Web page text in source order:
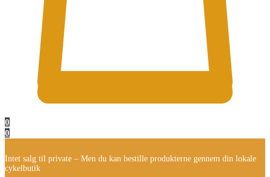
0
0
Intet salg til private – Men du kan bestille produkterne gennem din lokale
cykelbutik